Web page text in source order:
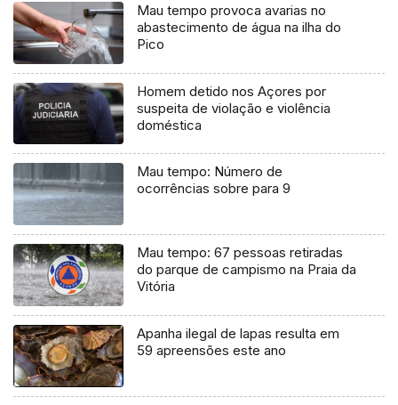
Mau tempo provoca avarias no
abastecimento de água na ilha do
Pico
Homem detido nos Açores por
suspeita de violação e violência
doméstica
Mau tempo: Número de
ocorrências sobre para 9
Mau tempo: 67 pessoas retiradas
do parque de campismo na Praia da
Vitória
Apanha ilegal de lapas resulta em
59 apreensões este ano